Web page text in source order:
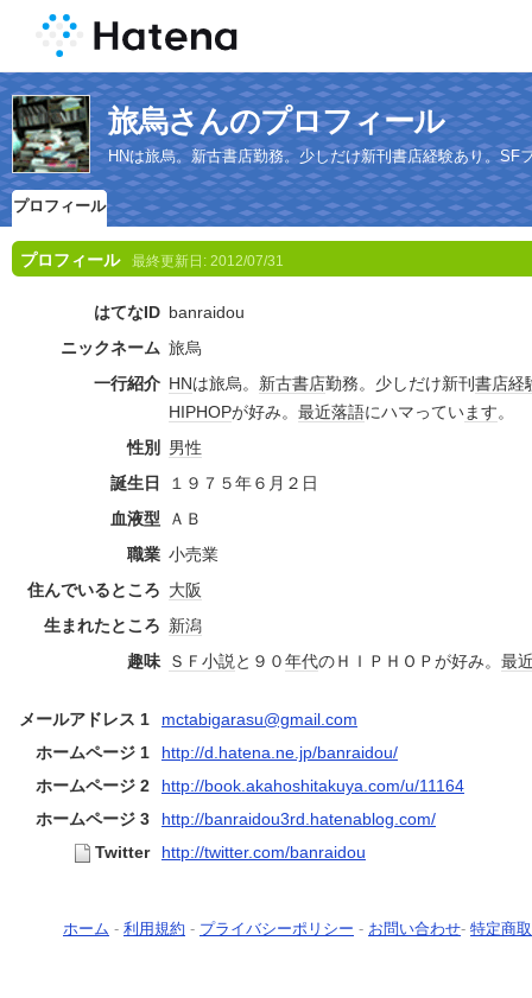
旅烏さんのプロフィール
HNは旅烏。新古書店勤務。少しだけ新刊書店経験あり。
プロフィール
プロフィール 最終更新日: 2012/07/31
はてなID banraidou
ニックネーム 旅烏
一行紹介 HNは旅烏。 新古書店勤務。少しだけ新刊 書店経
HIPHOPが好み。 最近落語にハマっています。
性別
男性
誕生日
１９７５年６月２日
血液型
ＡＢ
職業 小売業
住んでいるところ 大阪
生まれたところ 新潟
趣味
ＳＦ 小説と９０年代のＨＩＰＨＯＰが好み。 最
メールアドレス 1
mctabigarasu@gmail.com
ホームページ 1
http://d.hatena.ne.jp/banraidou/
ホームページ 2
http://book.akahoshitakuya.com/u/11164
ホームページ 3
http://banraidou3rd.hatenablog.com/
Twitter
http://twitter.com/banraidou
ホーム - 利用規約 - プライバシーポリシー - お問い合わせ- 特定商